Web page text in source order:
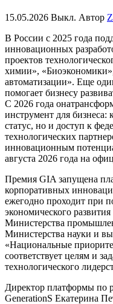
15.05.2026 Выкл. Автор
В России с 2025 года
инновационных
проектов
химии», «Биоэкономики
автоматизации». Еще
помогает бизнесу
С 2026 года она
инструмент для бизнеса:
статус, но и доступ к
технологических
инновационным
августа 2026 года на
Премия GIA запущена
корпоративных
ежегодно проходит при
экономического
Министерства
Министерства науки и
«Национальные
соответствует целям и
технологического
Директор платформы по
GenerationS Екатерина